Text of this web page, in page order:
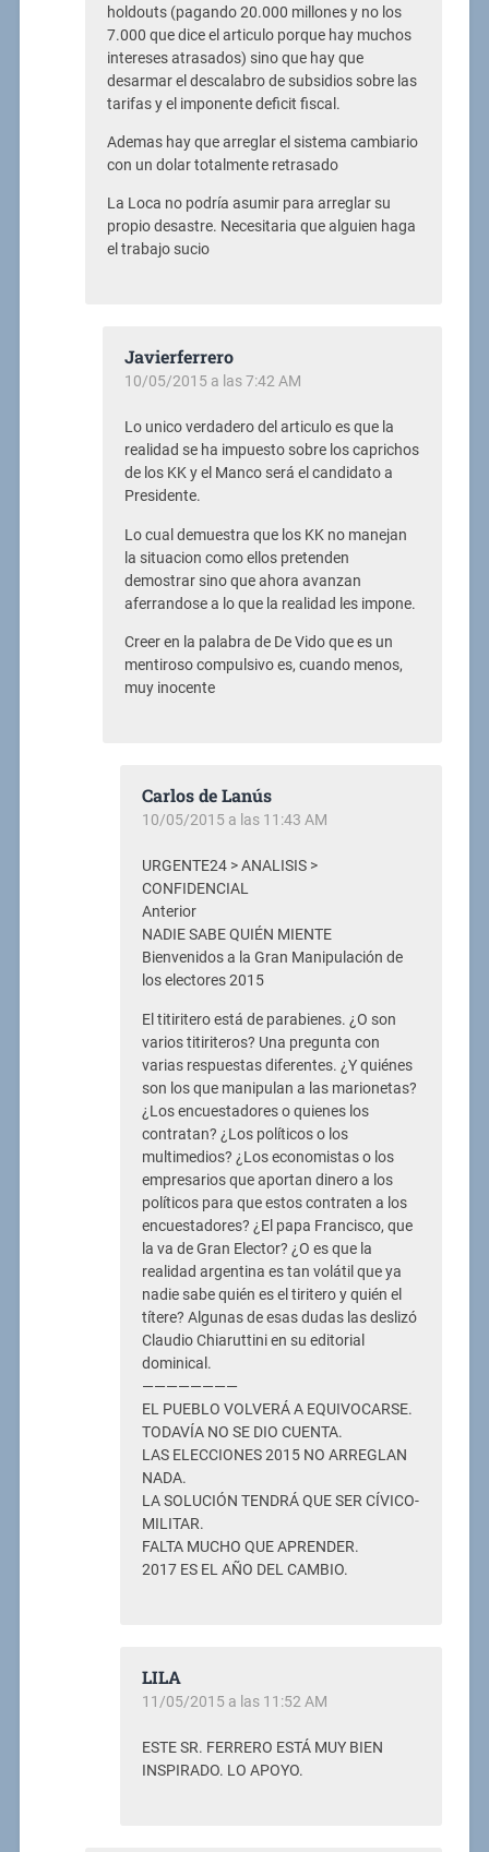
holdouts (pagando 20.000 millones y no los
7.000 que dice el articulo porque hay muchos
intereses atrasados) sino que hay que
desarmar el descalabro de subsidios sobre las
tarifas y el imponente deficit fiscal.
Ademas hay que arreglar el sistema cambiario
con un dolar totalmente retrasado
La Loca no podría asumir para arreglar su
propio desastre. Necesitaria que alguien haga
el trabajo sucio
Javierferrero
10/05/2015 a las 7:42 AM
Lo unico verdadero del articulo es que la
realidad se ha impuesto sobre los caprichos
de los KK y el Manco será el candidato a
Presidente.
Lo cual demuestra que los KK no manejan
la situacion como ellos pretenden
demostrar sino que ahora avanzan
aferrandose a lo que la realidad les impone.
Creer en la palabra de De Vido que es un
mentiroso compulsivo es, cuando menos,
muy inocente
Carlos de Lanús
10/05/2015 a las 11:43 AM
URGENTE24 > ANALISIS >
CONFIDENCIAL
Anterior
NADIE SABE QUIÉN MIENTE
Bienvenidos a la Gran Manipulación de
los electores 2015
El titiritero está de parabienes. ¿O son
varios titiriteros? Una pregunta con
varias respuestas diferentes. ¿Y quiénes
son los que manipulan a las marionetas?
¿Los encuestadores o quienes los
contratan? ¿Los políticos o los
multimedios? ¿Los economistas o los
empresarios que aportan dinero a los
políticos para que estos contraten a los
encuestadores? ¿El papa Francisco, que
la va de Gran Elector? ¿O es que la
realidad argentina es tan volátil que ya
nadie sabe quién es el tiritero y quién el
títere? Algunas de esas dudas las deslizó
Claudio Chiaruttini en su editorial
dominical.
————————
EL PUEBLO VOLVERÁ A EQUIVOCARSE.
TODAVÍA NO SE DIO CUENTA.
LAS ELECCIONES 2015 NO ARREGLAN
NADA.
LA SOLUCIÓN TENDRÁ QUE SER CÍVICO-
MILITAR.
FALTA MUCHO QUE APRENDER.
2017 ES EL AÑO DEL CAMBIO.
LILA
11/05/2015 a las 11:52 AM
ESTE SR. FERRERO ESTÁ MUY BIEN
INSPIRADO. LO APOYO.